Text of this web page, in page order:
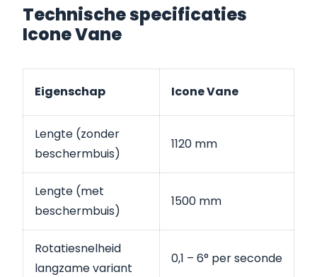
Technische specificaties
Icone Vane
Eigenschap Icone Vane
Lengte (zonder
beschermbuis)
1120 mm
Lengte (met
beschermbuis)
1500 mm
Rotatiesnelheid
langzame variant
0,1 – 6° per seconde